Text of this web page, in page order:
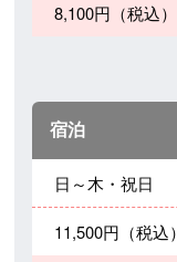
8,100円（税込）
宿泊
日～木・祝日
11,500円（税込）